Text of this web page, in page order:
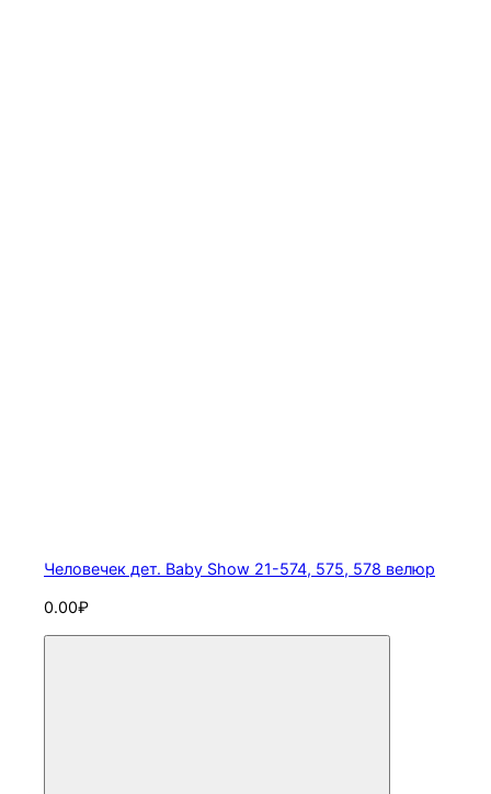
Человечек дет. Baby Show 21-574, 575, 578 велюр
0.00₽